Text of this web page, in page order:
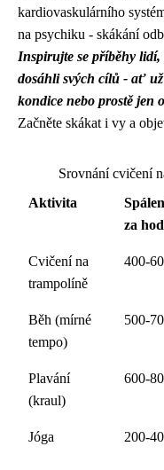
kardiovaskulárního
na psychiku - skákání
Inspirujte se příběhy
dosáhli svých cílů - ať
kondice nebo prostě jen
Začněte skákat i vy a
Srovnání cvičení
Aktivita
za
Cvičení na
trampolíně
400-
Běh (mírné
tempo)
500-
Plavání
(kraul)
600-
Jóga 200-